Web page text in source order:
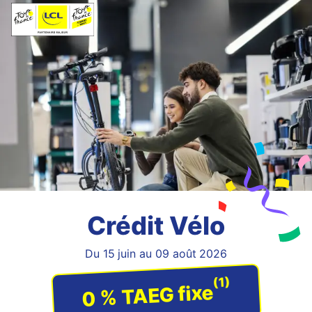
Crédit Vélo
Du 15 juin au 09 août 2026
0 % TAEG fixe(1)